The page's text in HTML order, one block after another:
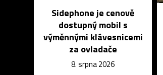
Sidephone je cenově
dostupný mobil s
výměnnými klávesnicemi
za ovladače
8. srpna 2026